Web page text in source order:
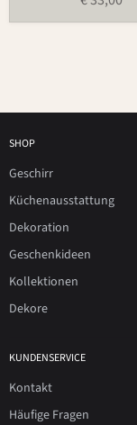
SHOP
Geschirr
Küchenausstattung
Dekoration
Geschenkideen
Kollektionen
Dekore
KUNDENSERVICE
Kontakt
Häufige Fragen